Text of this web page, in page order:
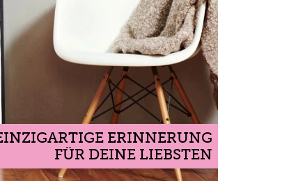
ERINNERUNG
FÜR DEINE LIEBSTEN